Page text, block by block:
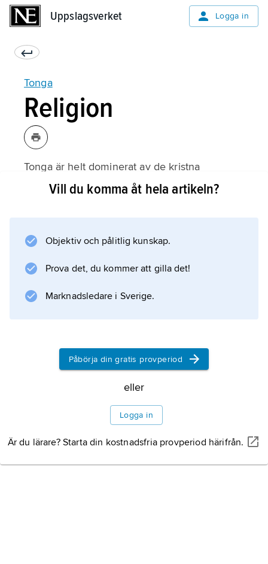
Uppslagsverket Logga in
Tonga
Religion
Tonga är helt dominerat av de kristna
kyrkorna. Jämsides med Samoa är Tonga
etablerade en av de mest missionerande
kyrkorna i Polynesien. Denna Free Wesleyan
Vill du komma åt hela artikeln?
Objektiv och pålitlig kunskap.
Prova det, du kommer att gilla det!
Marknadsledare i Sverige.
Påbörja din gratis provperiod
eller
Logga in
Är du lärare? Starta din kostnadsfria provperiod härifrån.